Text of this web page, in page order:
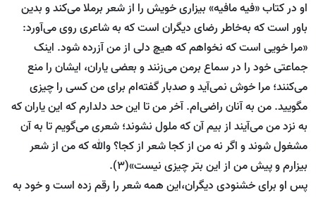
او در کتاب «فیه مافیه» بیزاری خویش را از شعر برملا می‌کند و بدین
باور است که به‌خاطر رضای دیگران است که به شاعری روی می‌آورد:
«مرا خویی است که نخواهم که هیچ دلی از من آزرده شود. اینک
جماعتی خود را در سماع برمن می‌زنند و بعضی یاران، ایشان را منع
می‌کنند؛ مرا خوش نمی‌آید و صدبار گفته‌ام برای من کسی را چیزی
مگویید. من به آنان راضی‌ام. آخر من تا این حد دلدارم که این یاران که
به نزد من می‌آیند از بیم آن که ملول نشوند؛ شعری می‌گویم تا به آن
مشغول شوند و اگر نه من از کجا شعر از کجا؟ والله که من از شعر
بیزارم و پیش من از این بتر چیزی نیست»(3).
پس او برای خشنودی دیگران،این همه شعر را رقم زده است و خود به